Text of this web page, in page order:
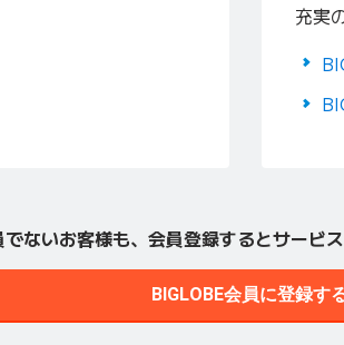
充実
ないお客様も、会員登録するとサービ
BIGLOBE会員に登録す